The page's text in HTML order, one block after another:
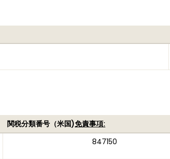
関税分類番号（米国)免責事項:
847150